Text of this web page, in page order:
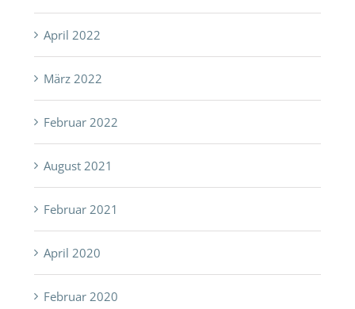
April 2022
März 2022
Februar 2022
August 2021
Februar 2021
April 2020
Februar 2020